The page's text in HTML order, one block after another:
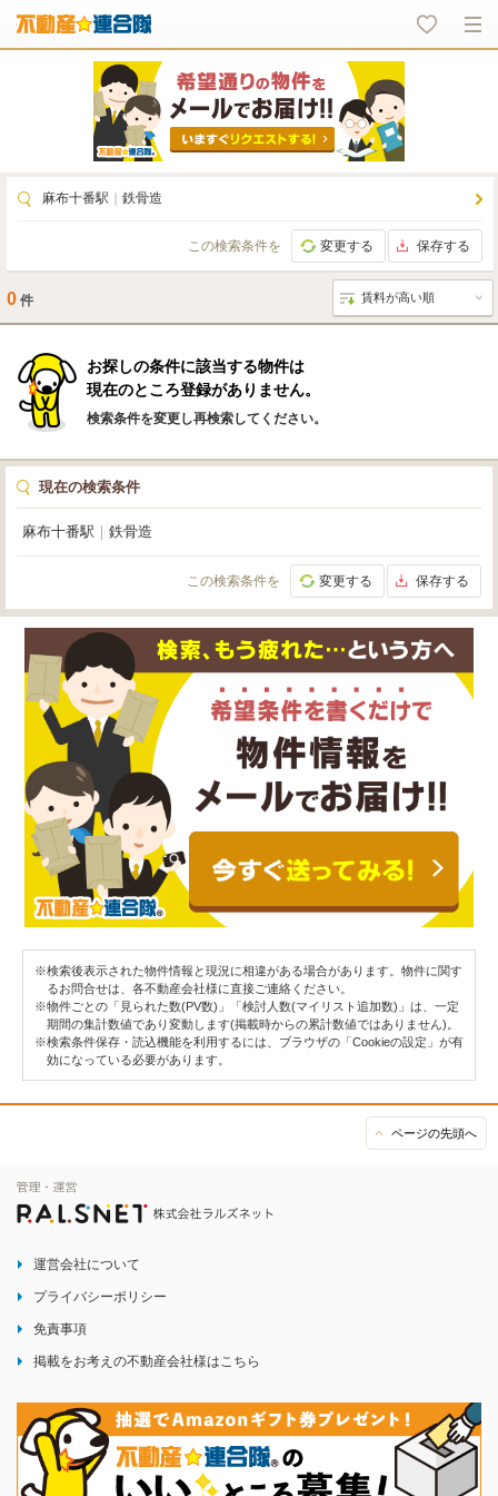
麻布十番駅 鉄骨造
この検索条件を 変更する 保存する
0 件
お探しの条件に該当する物件は
現在のところ登録がありません。
検索条件を変更し再検索してください。
現在の検索条件
麻布十番駅 鉄骨造
この検索条件を 変更する 保存する
※検索後表示された物件情報と現況に相違がある場合があります。物件に関す
るお問合せは、各不動産会社様に直接ご連絡ください。
※物件ごとの「見られた数(PV数)」「検討人数(マイリスト追加数)」は、一定
期間の集計数値であり変動します(掲載時からの累計数値ではありません)。
※検索条件保存・読込機能を利用するには、ブラウザの「Cookieの設定」が有
効になっている必要があります。
ページの先頭へ
運営会社について
プライバシーポリシー
免責事項
掲載をお考えの不動産会社様はこちら